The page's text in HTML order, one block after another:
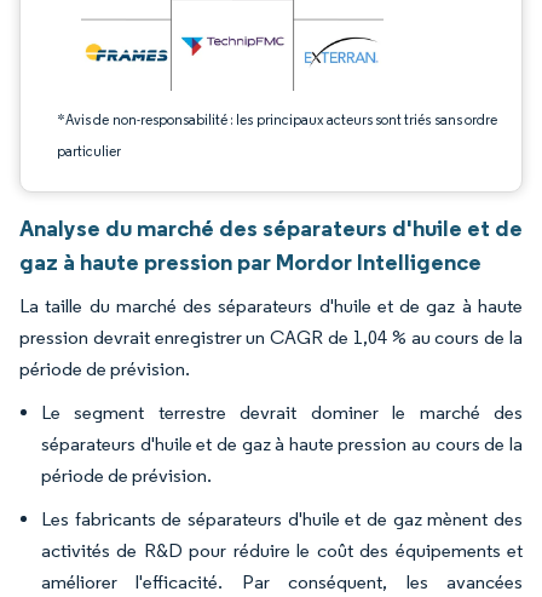
*Avis de non-responsabilité : les principaux acteurs sont triés sans ordre
particulier
Analyse du marché des séparateurs d'huile et de
gaz à haute pression par Mordor Intelligence
La taille du marché des séparateurs d'huile et de gaz à haute
pression devrait enregistrer un CAGR de 1,04 % au cours de la
période de prévision.
Le segment terrestre devrait dominer le marché des
séparateurs d'huile et de gaz à haute pression au cours de la
période de prévision.
Les fabricants de séparateurs d'huile et de gaz mènent des
activités de R&D pour réduire le coût des équipements et
améliorer l'efficacité. Par conséquent, les avancées